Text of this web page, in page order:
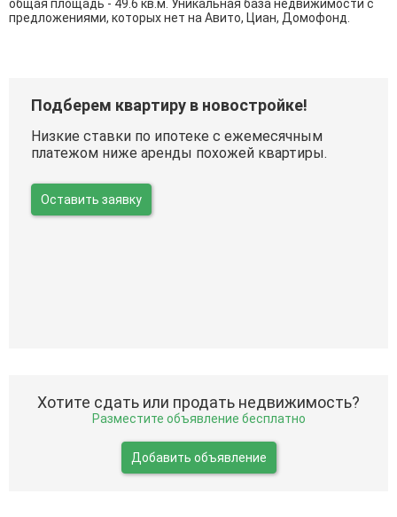
общая площадь - 49.6 кв.м. Уникальная база недвижимости с
предложениями, которых нет на Авито, Циан, Домофонд.
Подберем квартиру в новостройке!
Низкие ставки по ипотеке с ежемесячным
платежом ниже аренды похожей квартиры.
Оставить заявку
Хотите сдать или продать недвижимость?
Разместите объявление бесплатно
Добавить объявление